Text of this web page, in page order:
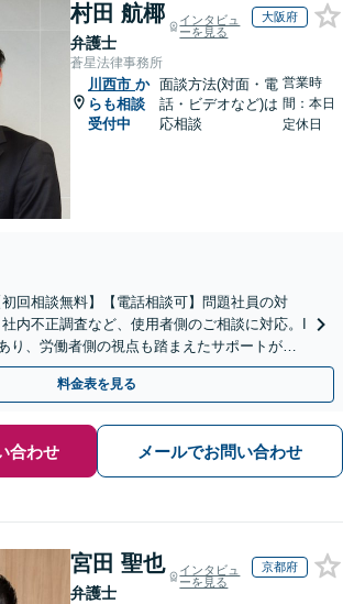
村田 航椰
弁護士
インタビュ
ーを見る
大阪府
蒼星法律事務所
川西市 か
らも相談
受付中
面談方法(対面・電
話・ビデオなど)は
応相談
営業時
間：本日
定休日
初回相談無料】【電話相談可】問題社員の対
内不正調査など、使用者側のご相談に対応。I
り、労働者側の視点も踏まえたサポートが可
ください。【夜間・土日相談可】
料金表を見る
合わせ メールでお問い合わせ
宮田 聖也
弁護士
インタビュ
ーを見る
京都府